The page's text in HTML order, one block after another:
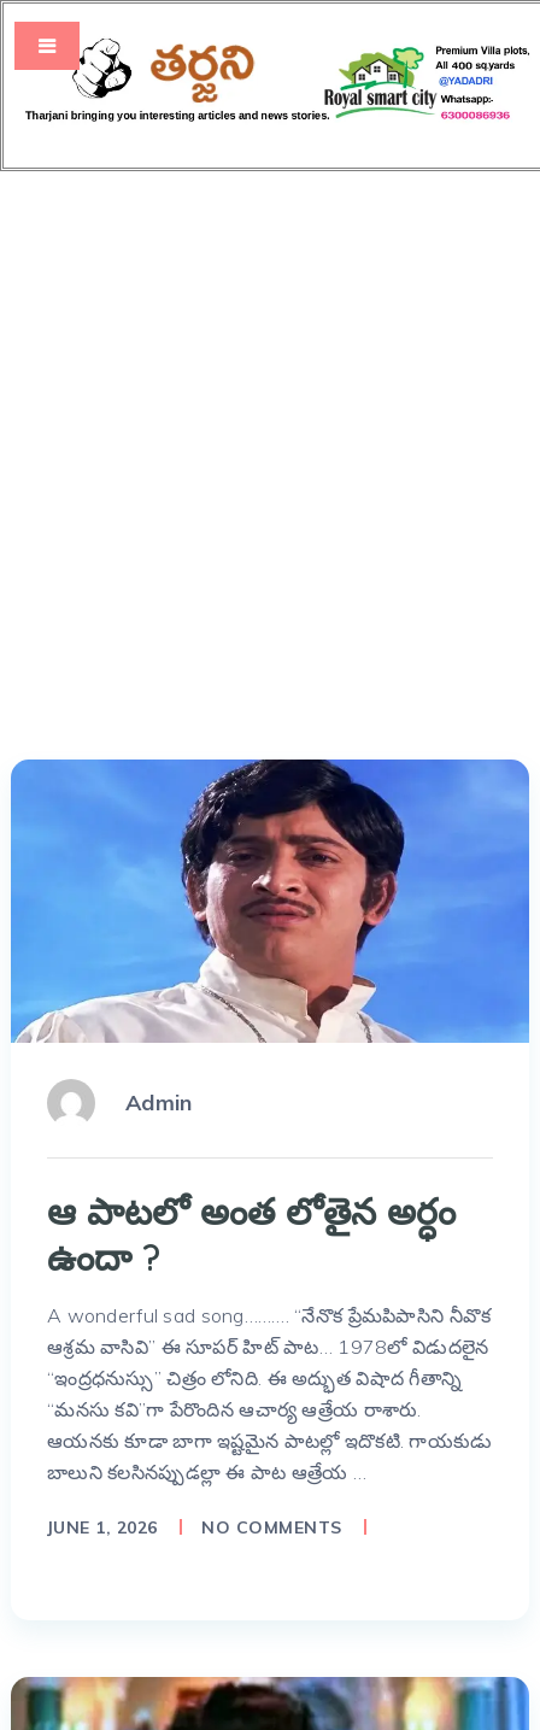
Admin
ఆ పాటలో అంత లోతైన అర్ధం
ఉందా ?
A wonderful sad song………. “నేనొక ప్రేమపిపాసిని నీవొక
ఆశ్రమ వాసివి” ఈ సూపర్ హిట్ పాట… 1978లో విడుదలైన
“ఇంద్రధనుస్సు” చిత్రం లోనిది. ఈ అద్భుత విషాద గీతాన్ని
“మనసు కవి”గా పేరొందిన ఆచార్య ఆత్రేయ రాశారు.
ఆయనకు కూడా బాగా ఇష్టమైన పాటల్లో ఇదొకటి. గాయకుడు
బాలుని కలసినప్పుడల్లా ఈ పాట ఆత్రేయ …
JUNE 1, 2026 NO COMMENTS